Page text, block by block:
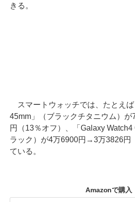
きる。
スマートウォッチでは、たとえば
45mm」（ブラックチタニウム）
円（13％オフ）、「Galaxy
ラック）が4万6900円→3万3826円
ている。
Amazonで購入